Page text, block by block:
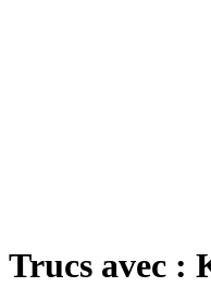
Trucs avec :